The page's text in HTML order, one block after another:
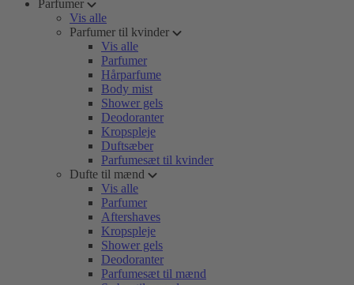
Parfumer
Vis alle
Parfumer til kvinder
Vis alle
Parfumer
Hårparfume
Body mist
Shower gels
Deodoranter
Kropspleje
Duftsæber
Parfumesæt til kvinder
Dufte til mænd
Vis alle
Parfumer
Aftershaves
Kropspleje
Shower gels
Deodoranter
Parfumesæt til mænd